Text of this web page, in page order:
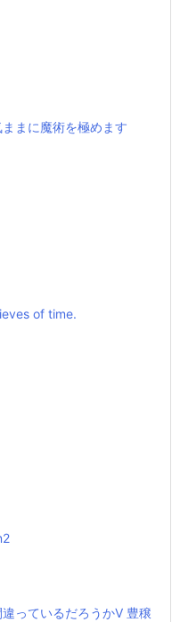
まに魔術を極めます
of time.
っているだろうかⅤ 豊穣